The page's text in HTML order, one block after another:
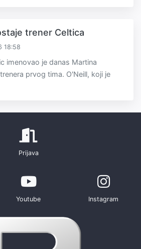
trener Celtica
18:58
imenovao je danas Martina
prvog tima. O'Neill, koji je
Prijava
Youtube Instagram